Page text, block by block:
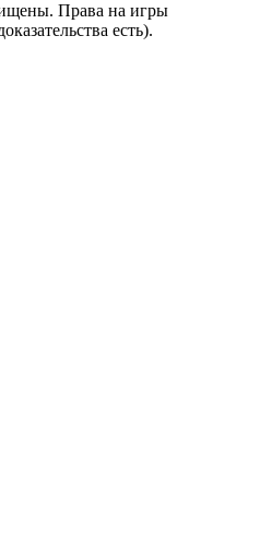
Права на игры
есть).